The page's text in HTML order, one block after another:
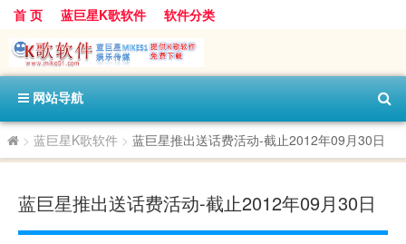
首 页 蓝巨星K歌软件 软件分类
网站导航
> 蓝巨星K歌软件 > 蓝巨星推出送话费活动-截止2012年09月30日
蓝巨星推出送话费活动-截止2012年09月30日